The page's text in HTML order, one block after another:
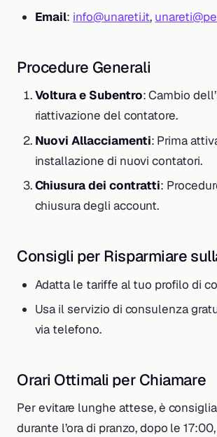
Email: info@unareti.it,
Procedure Generali
Voltura e Subentro: Cambio
riattivazione del contatore.
Nuovi Allacciamenti: Prima
installazione di nuovi contatori.
Chiusura dei contratti:
chiusura degli account.
Consigli per Risparmiare
Adatta le tariffe al tuo profilo di
Usa il servizio di consulenza
via telefono.
Orari Ottimali per Chiamare
Per evitare lunghe attese, è
durante l’ora di pranzo, dopo le